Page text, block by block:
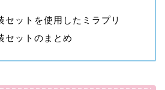
セットを使用したミラプリ
セットのまとめ